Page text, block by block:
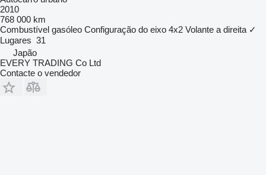
2010
768 000 km
Combustível gasóleo Configuração do eixo 4x2 Volante a direita ✓
Lugares 31
Japão
EVERY TRADING Co Ltd
Contacte o vendedor